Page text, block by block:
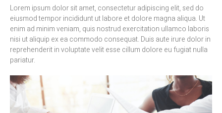
Lorem ipsum dolor sit amet, consectetur adipiscing elit, sed do
eiusmod tempor incididunt ut labore et dolore magna aliqua. Ut
enim ad minim veniam, quis nostrud exercitation ullamco laboris
nisi ut aliquip ex ea commodo consequat. Duis aute irure dolor in
reprehenderit in voluptate velit esse cillum dolore eu fugiat nulla
pariatur.